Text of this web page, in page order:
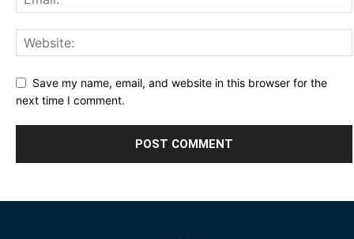
Save my name, email, and website in this browser for the
next time I comment.